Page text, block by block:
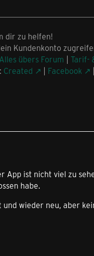
dir zu helfen!
Kundenkonto
Alles übers Forum | Tarif-
Created | Facebook |
App ist nicht viel zu
habe.
wieder neu, aber